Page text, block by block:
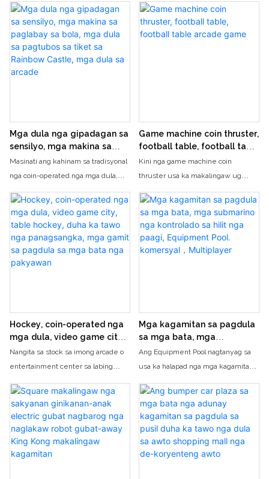
airbag bug-os nga lawas
track compression, pressure sa
tudlo, ug safety airbags alang sa full
body massage. Lingkod, relaks, ug
tugoti ang lingkuranan nga mahupay
ang tanan nimo nga tensiyon ug
gym sa mga bata, parke sa
kalingawan, shopping
center, jumping castle
sulud sa PVC nga soft play nga
kagamitan ug mga pag-setup sa
tanan nga edad
Mga dula nga gipadagan sa
sensilyo, mga makina sa
paglabay sa bola, mga dula
sa pagtubos sa tiket sa
sa arcade
Masinati ang kahinam sa tradisyonal
nga coin-operated nga mga dula,
Castle nga mga dula sa pagtubos sa
tiket sa among arcade. Pagdula og
lain-laing mga makalingaw nga dula
ug hagita ang imong mga kahanas
alang sa usa ka higayon nga
Game machine coin thruster,
football table, football table
arcade game
Kini nga game machine coin
thruster usa ka makalingaw ug
adunay usa ka lamesa sa football
diin ang mga magdudula mahimong
makigkompetensya sa paspas nga
mga posporo. Malingaw sa kahinam
Hockey, coin-operated nga
mga dula, video game city,
table hockey, duha ka tawo
nga panagsangka, mga
bata nga pakyawan
Nangita sa stock sa imong arcade o
entertainment center sa labing
nga mga dula? Tan-awa ang
wholesale nga pagpili sa Video
Game City, lakip ang table hockey
ug duha ka tawo nga combat game,
ingon man ang uban pang kagamitan
Mga kagamitan sa pagdula
sa mga bata, mga
submarino nga kontrolado
sa hilit nga paagi,
komersyal，Multiplayer
Ang Equipment Pool nagtanyag sa
usa ka halapad nga mga kagamitan
mga submarino nga kontrolado sa
hilit nga paagi aron magamit sa usa
ka komersyal nga kahimtang. Kini
nga mga kapilian sa multiplayer
perpekto alang sa pag-apil ug